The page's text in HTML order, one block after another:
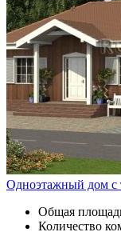
Одноэтажный дом с
Общая
Количество